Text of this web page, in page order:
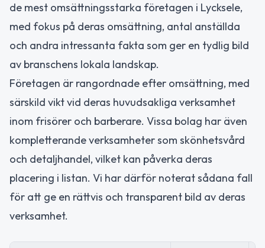
de mest omsättningsstarka företagen i Lycksele,
med fokus på deras omsättning, antal anställda
och andra intressanta fakta som ger en tydlig bild
av branschens lokala landskap.
Företagen är rangordnade efter omsättning, med
särskild vikt vid deras huvudsakliga verksamhet
inom frisörer och barberare. Vissa bolag har även
kompletterande verksamheter som skönhetsvård
och detaljhandel, vilket kan påverka deras
placering i listan. Vi har därför noterat sådana fall
för att ge en rättvis och transparent bild av deras
verksamhet.